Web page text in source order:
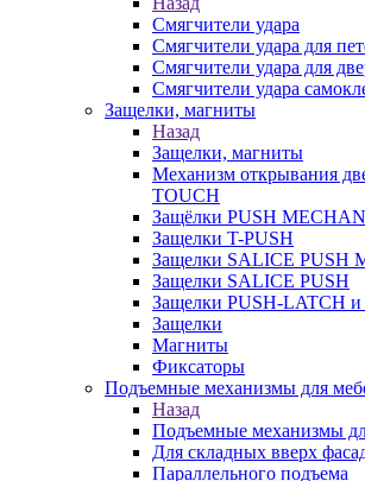
Смягчители удара
Смягчители удара для
Смягчители удара для
Cмягчители удара
Защелки, магниты
Назад
Защелки, магниты
Механизм открывания
TOUCH
Защёлки PUSH
Защелки T-PUSH
Защелки SALICE PUSH
Защелки SALICE PUSH
Защелки PUSH-LATCH
Защелки
Магниты
Фиксаторы
Подъемные механизмы для
Назад
Подъемные механизмы
Для складных вверх
Параллельного подъема